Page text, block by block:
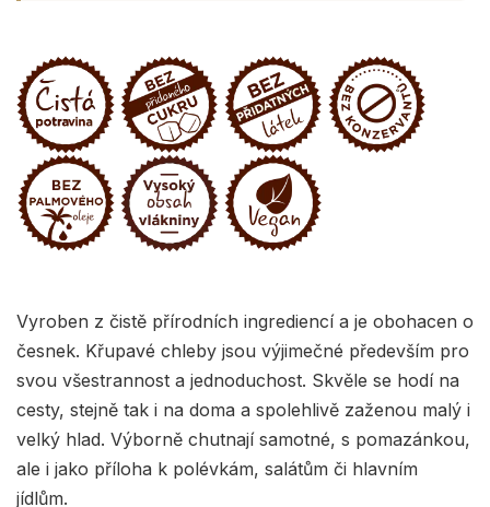
Vyroben z čistě přírodních ingrediencí a je obohacen o
česnek. Křupavé chleby jsou výjimečné především pro
svou všestrannost a jednoduchost. Skvěle se hodí na
cesty, stejně tak i na doma a spolehlivě zaženou malý i
velký hlad. Výborně chutnají samotné, s pomazánkou,
ale i jako příloha k polévkám, salátům či hlavním
jídlům.